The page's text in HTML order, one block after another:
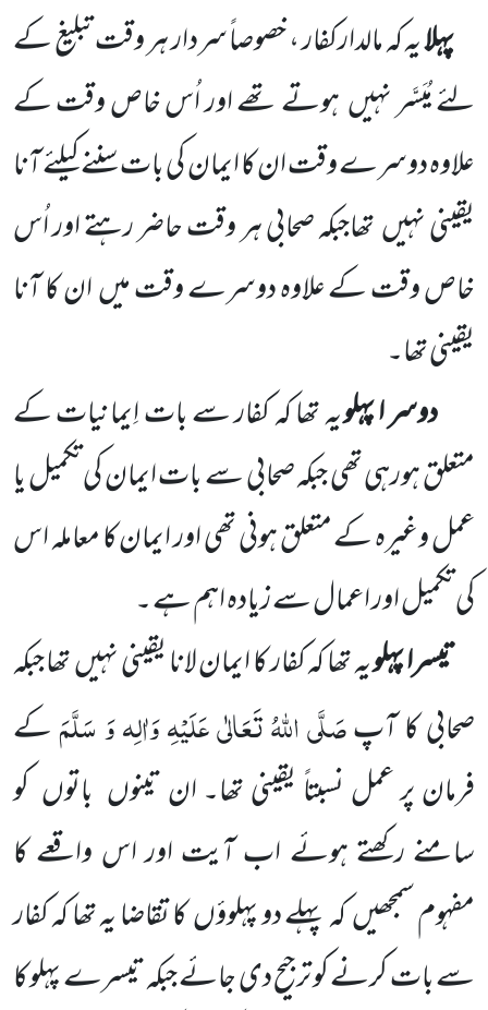
پہلایہ کہ مالدارکفار ، خصوصاً سردار ہر وقت تبلیغ کے
لئے مُیَسَّر نہیںہوتے تھے اور اُس خاص وقت کے
علاوہ دوسرے وقت ان کا ایمان کی بات سننے کیلئے آنا
یقینی نہیںتھاجبکہ صحابی ہر وقت حاضر رہتے اور اُس
خاص وقت کے علاوہ دوسرے وقت میںان کا آنا
یقینی تھا۔
دوسر ا پہلویہ تھا کہ کفار سے بات اِیمانیات کے
متعلق ہورہی تھی جبکہ صحابی سے بات ایمان کی تکمیل یا
عمل وغیرہ کے متعلق ہونی تھی اور ایمان کا معاملہ اس
کی تکمیل اور اعمال سے زیادہ اہم ہے ۔
تیسرا پہلویہ تھا کہ کفار کا ایمان لانا یقینی نہیںتھا جبکہ
صحابی کا آپصَلَّی اللّٰہُتَعَالٰی عَلَیْہِ وَاٰلِہ وَ سَلَّمَکے
فرمان پر عمل نسبتاً یقینی تھا۔ ان تینوں باتوں کو
سامنے رکھتے ہوئے اب آیت اور اس واقعے کا
مفہوم سمجھیںکہ پہلے دو پہلوؤںکا تقاضا یہ تھا کہ کفار
سے بات کرنے کو ترجیح دی جائے جبکہ تیسرے پہلو کا